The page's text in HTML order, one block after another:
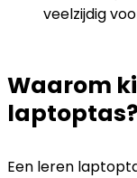
Waarom
laptoptas?
Een leren